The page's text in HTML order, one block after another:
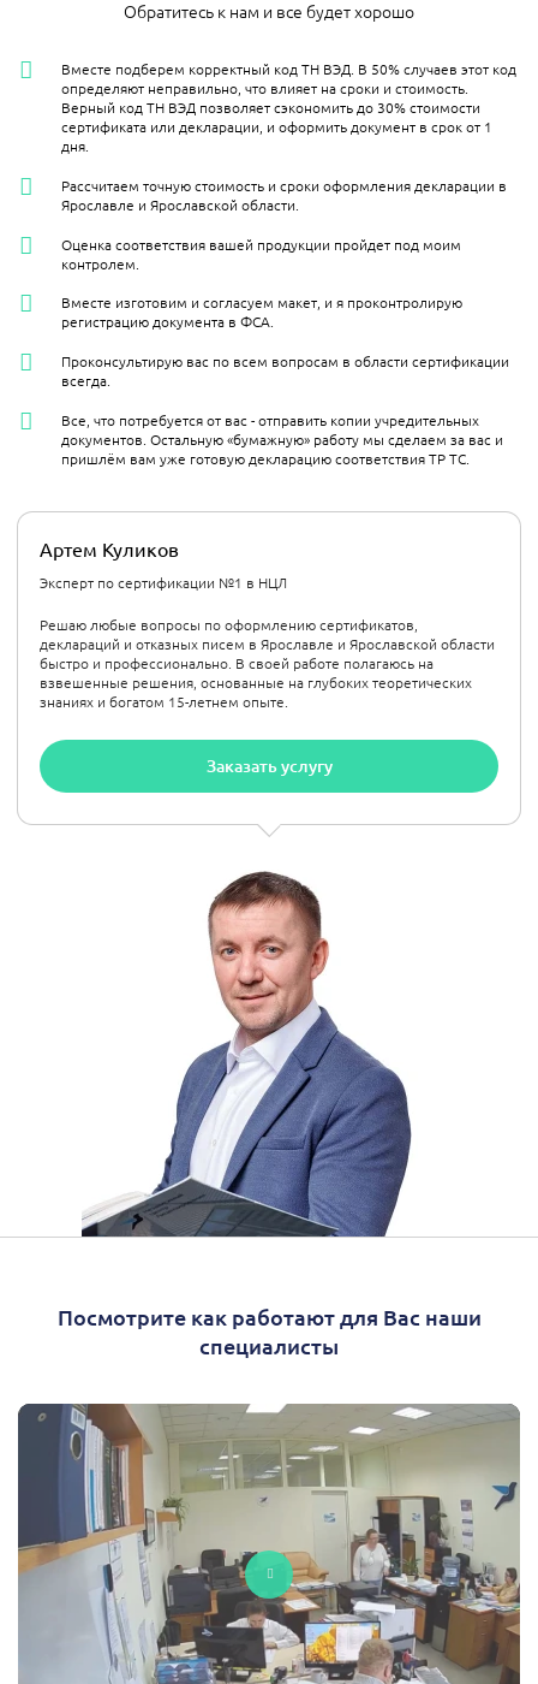
Обратитесь к нам и все будет хорошо
Артем Куликов
Эксперт по сертификации №1 в НЦЛ
Решаю любые вопросы по оформлению сертификатов,
деклараций и отказных писем в Ярославле и Ярославской области
быстро и профессионально. В своей работе полагаюсь на
взвешенные решения, основанные на глубоких теоретических
знаниях и богатом 15-летнем опыте.
Заказать услугу
Вместе подберем корректный код ТН ВЭД. В 50% случаев этот код
определяют неправильно, что влияет на сроки и стоимость.
Верный код ТН ВЭД позволяет сэкономить до 30% стоимости
сертификата или декларации, и оформить документ в срок от 1
дня.
Рассчитаем точную стоимость и сроки оформления декларации в
Ярославле и Ярославской области.
Оценка соответствия вашей продукции пройдет под моим
контролем.
Вместе изготовим и согласуем макет, и я проконтролирую
регистрацию документа в ФСА.
Проконсультирую вас по всем вопросам в области сертификации
всегда.
Все, что потребуется от вас - отправить копии учредительных
документов. Остальную «бумажную» работу мы сделаем за вас и
пришлём вам уже готовую декларацию соответствия ТР ТС.
Посмотрите как работают для Вас наши
специалисты